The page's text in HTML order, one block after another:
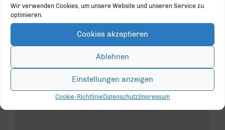
Wir verwenden Cookies, um unsere Website und unseren Service zu
optimieren.
Cookies akzeptieren
Ablehnen
Einstellungen anzeigen
Cookie-RichtlinieDatenschutzImpressum
Veranstaltungen